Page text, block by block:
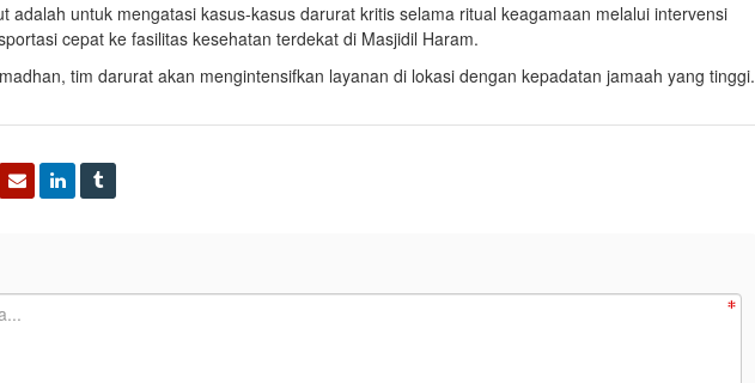
adalah untuk mengatasi kasus-kasus darurat kritis selama ritual keagamaan melalui intervensi
cepat ke fasilitas kesehatan terdekat di Masjidil Haram.
tim darurat akan mengintensifkan layanan di lokasi dengan kepadatan jamaah yang tinggi.